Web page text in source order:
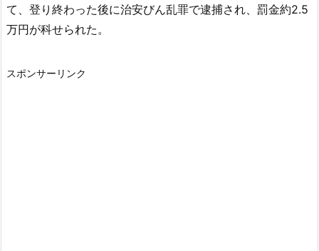
て、登り終わった後に治安びん乱罪で逮捕され、罰金約2.5
万円が科せられた。
スポンサーリンク